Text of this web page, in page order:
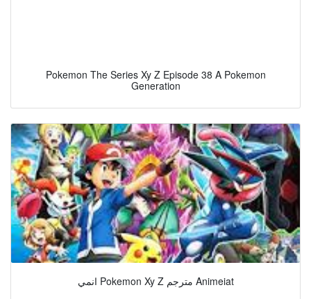
Pokemon The Series Xy Z Episode 38 A Pokemon
Generation
انمي Pokemon Xy Z مترجم Animeiat